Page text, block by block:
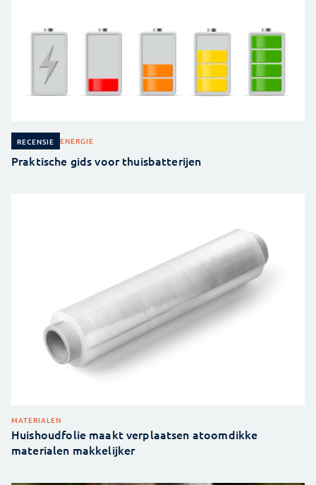
RECENSIE ENERGIE
Praktische gids voor thuisbatterijen
MATERIALEN
Huishoudfolie maakt verplaatsen atoomdikke
materialen makkelijker